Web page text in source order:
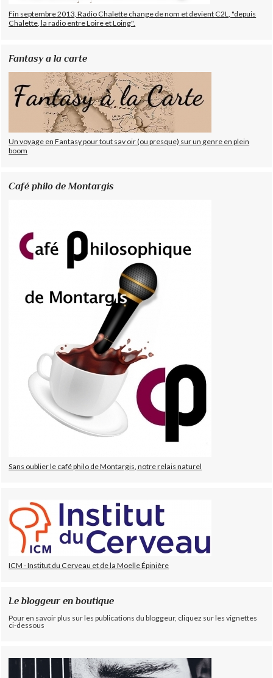
Fin septembre 2013, Radio Chalette change de nom et devient C2L, "depuis
Chalette, la radio entre Loire et Loing".
Fantasy a la carte
Un voyage en Fantasy pour tout sav oir (ou presque) sur un genre en plein
boom
Café philo de Montargis
Sans oublier le café philo de Montargis, notre relais naturel
ICM - Institut du Cerveau et de la Moelle Épinière
Le bloggeur en boutique
Pour en savoir plus sur les publications du bloggeur, cliquez sur les vignettes
ci-dessous